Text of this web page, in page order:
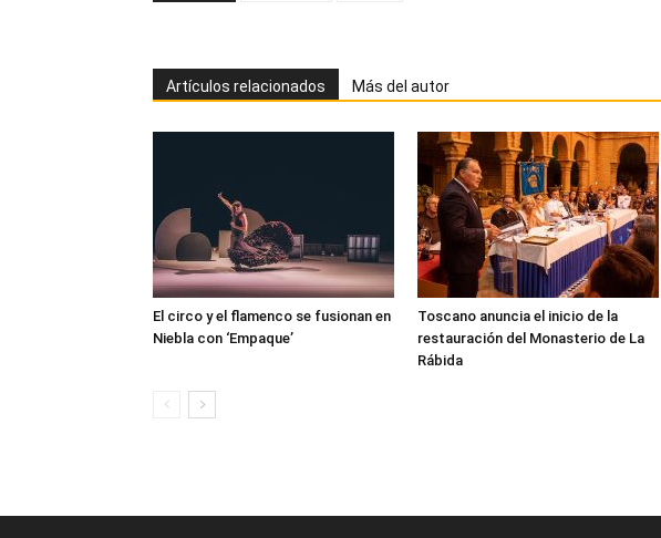
Artículos relacionados Más del autor
El circo y el flamenco se fusionan en
Niebla con ‘Empaque’
Toscano anuncia el inicio de la
restauración del Monasterio de La
Rábida